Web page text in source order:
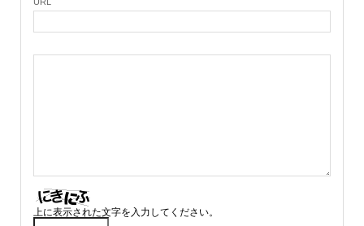
上に表示された文字を入力してください。